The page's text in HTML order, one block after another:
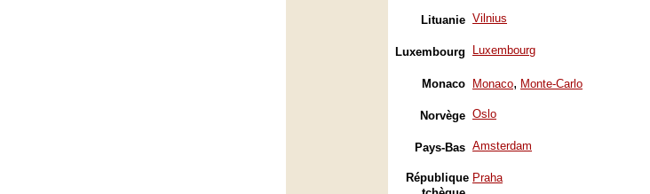
Lituanie Vilnius
Luxembourg Luxembourg
Monaco Monaco, Monte-Carlo
Norvège Oslo
Pays-Bas Amsterdam
République Praha